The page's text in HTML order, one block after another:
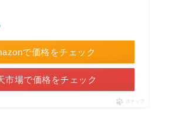
で価格をチェック
市場で価格をチェック
ポチップ